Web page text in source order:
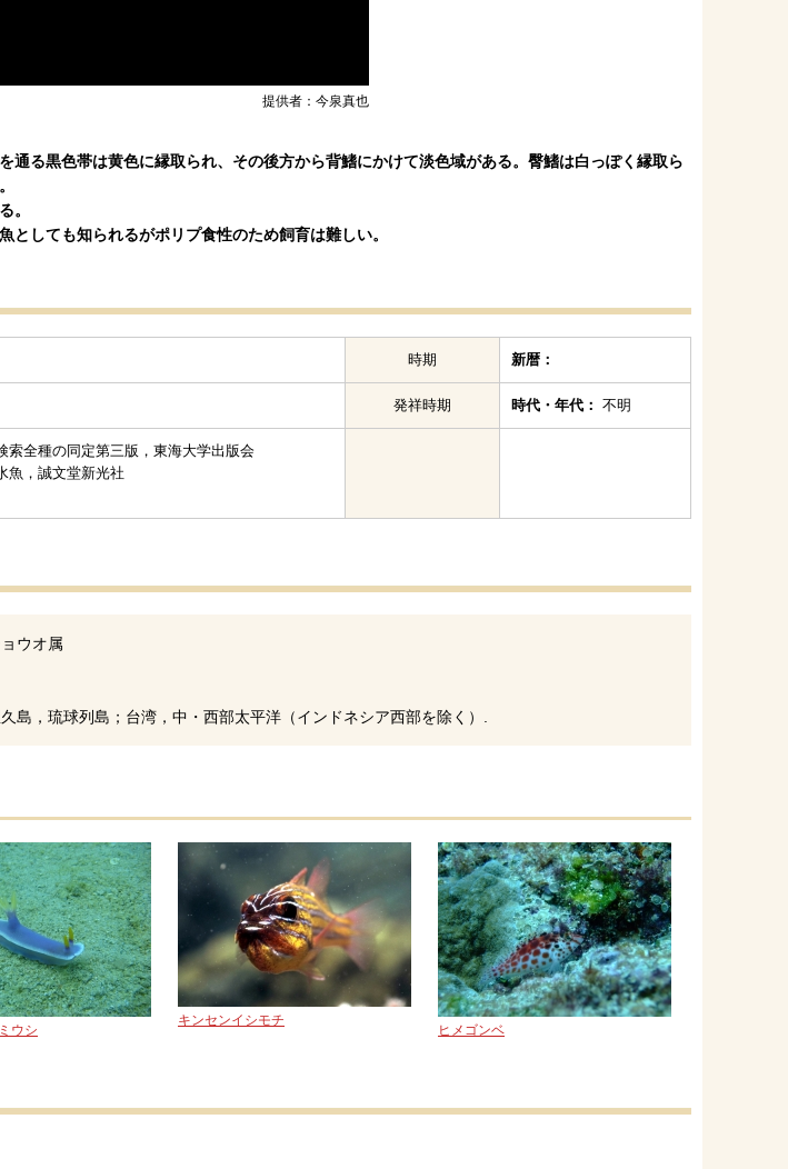
提供者：今泉真也
通る黒色帯は黄色に縁取られ、その後方から背鰭にかけて淡色域がある。臀鰭は白っぽく縁取ら
。
しても知られるがポリプ食性のため飼育は難しい。
時期 新暦：
発祥時期 時代・年代： 不明
索全種の同定第三版，東海大学出版会
魚，誠文堂新光社
ウオ属
島，琉球列島；台湾，中・西部太平洋（インドネシア西部を除く）.
ウシ
キンセンイシモチ
ヒメゴンベ